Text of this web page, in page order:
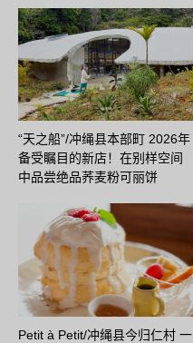
“天之船”/冲绳县本部町 2026年
备受瞩目的新店！在别样空间
中品尝绝品荞麦粉可丽饼
Petit à Petit/冲绳县今归仁村 一